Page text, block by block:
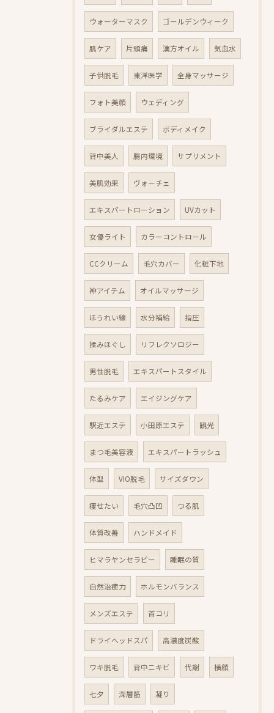
ウォーターマスク ゴールデンウィーク
肌ケア 片頭痛 漢方オイル 気血水
子供脱毛 東洋医学 全身マッサージ
フォト美顔 ウェディング
ブライダルエステ ボディメイク
背中美人 腸内環境 サプリメント
美肌効果 ヴォーチェ
エキスパートローション UVカット
女優ライト カラーコントロール
CCクリーム 毛穴カバー 化粧下地
神アイテム オイルマッサージ
ほうれい線 水分補給 指圧
揉みほぐし リフレクソロジー
男性脱毛 エキスパートスタイル
たるみケア エイジングケア
駅近エステ 小田原エステ 観光
まつ毛美容液 エキスパートラッシュ
体型 VIO脱毛 サイズダウン
痩せたい 毛穴凸凹 つる肌
体質改善 ハンドメイド
ヒマラヤンセラピー 睡眠の質
自然治癒力 ホルモンバランス
メンズエステ 首コリ
ドライヘッドスパ 高濃度炭酸
ワキ脱毛 背中ニキビ 代謝 横顔
七夕 深層筋 凝り